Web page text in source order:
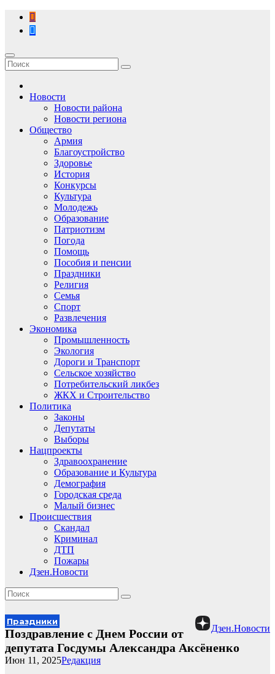
Перейти
содержимому
Новости
Новости района
Новости региона
Общество
Армия
Благоустройство
Здоровье
История
Конкурсы
Культура
Молодежь
Образование
Патриотизм
Погода
Помощь
Пособия и пенсии
Праздники
Религия
Семья
Спорт
Развлечения
Экономика
Промышленность
Экология
Дороги и Транспорт
Сельское хозяйство
Потребительский ликбез
ЖКХ и Строительство
Политика
Законы
Депутаты
Выборы
Нацпроекты
Здравоохранение
Образование и Культура
Демография
Городская среда
Малый бизнес
Происшествия
Скандал
Криминал
ДТП
Пожары
Дзен.Новости
Дзен.Новости
Праздники
Поздравление с Днем России от
депутата Госдумы Александра Аксёненко
Редакция
Июн 11, 2025